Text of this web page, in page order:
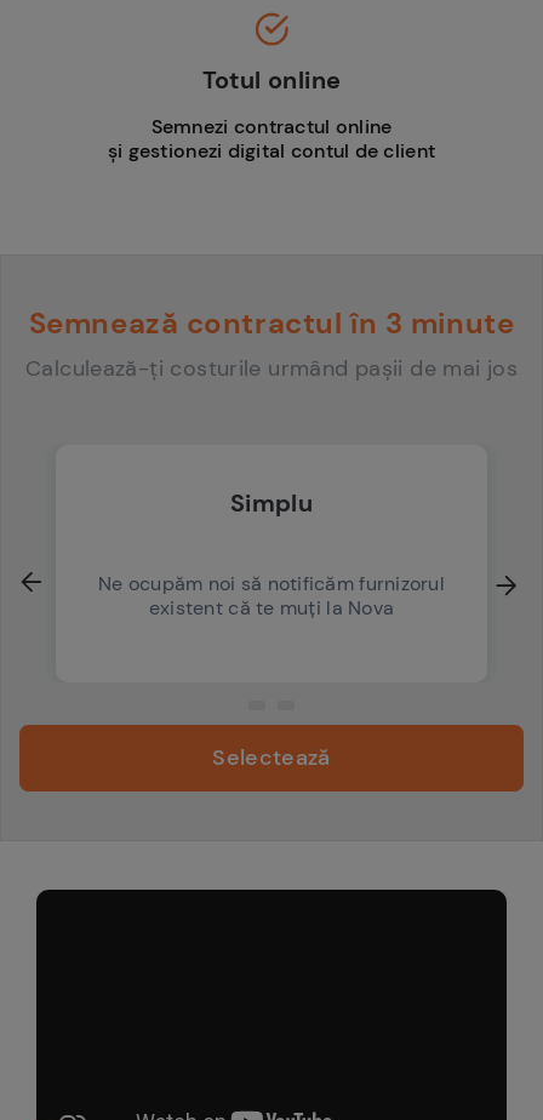
Totul online
Semnezi contractul online
și gestionezi digital contul de client
Semnează contractul în 3 minute
Calculează-ți costurile urmând pașii de mai jos
Simplu
Ne ocupăm noi să notificăm furnizorul
existent că te muți la Nova
Selectează